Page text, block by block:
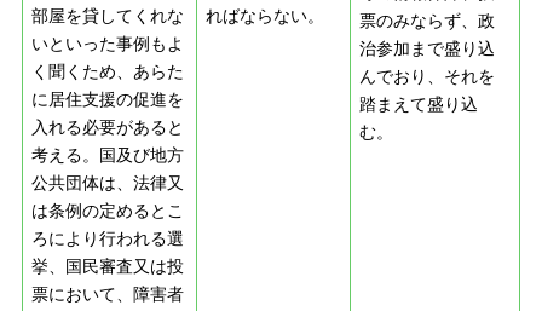
部屋を貸してくれな
いといった事例もよ
く聞くため、あらた
に居住支援の促進を
入れる必要があると
考える。国及び地方
公共団体は、法律又
は条例の定めるとこ
ろにより行われる選
挙、国民審査又は投
票において、障害者
ればならない。
票のみならず、政
治参加まで盛り込
んでおり、それを
踏まえて盛り込
む。